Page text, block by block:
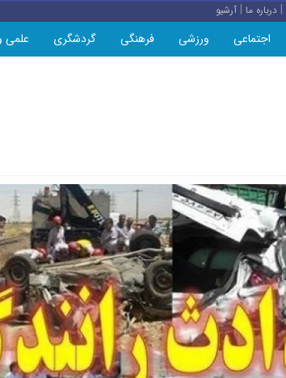
|درباره ما |آرشیو
اجتماعی ورزشی فرهنگی گردشگری علمی